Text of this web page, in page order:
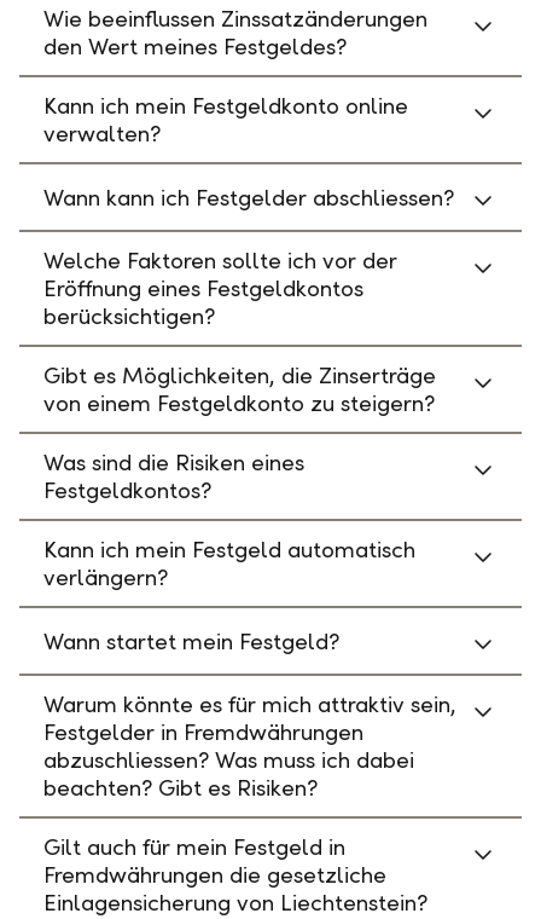
Wie beeinflussen Zinssatzänderungen
den Wert meines Festgeldes?
Kann ich mein Festgeldkonto online
verwalten?
Wann kann ich Festgelder abschliessen?
Welche Faktoren sollte ich vor der
Eröffnung eines Festgeldkontos
berücksichtigen?
Gibt es Möglichkeiten, die Zinserträge
von einem Festgeldkonto zu steigern?
Was sind die Risiken eines
Festgeldkontos?
Kann ich mein Festgeld automatisch
verlängern?
Wann startet mein Festgeld?
Warum könnte es für mich attraktiv sein,
Festgelder in Fremdwährungen
abzuschliessen? Was muss ich dabei
beachten? Gibt es Risiken?
Gilt auch für mein Festgeld in
Fremdwährungen die gesetzliche
Einlagensicherung von Liechtenstein?